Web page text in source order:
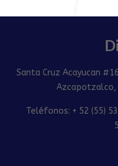
Santa Cruz Acayucan
Azcapotzalco,
Teléfonos: + 52 (55)